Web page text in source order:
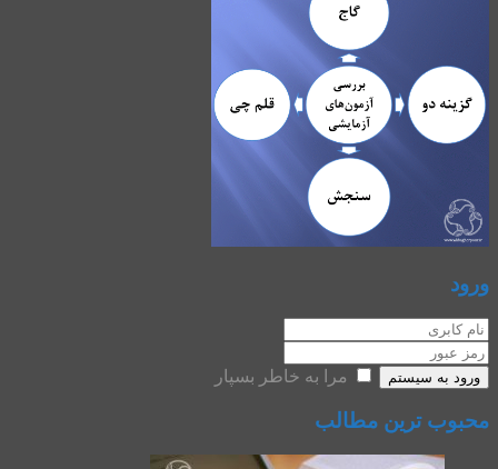
ورود
ورود به سیستم مرا به خاطر بسپار
محبوب ترین مطالب